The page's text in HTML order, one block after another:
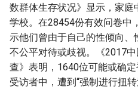
数群体生存状况》显示，家
学校。在28454份有效问卷中
示他们曾由于自己的性倾向、
不公平对待或歧视。《2017
查》表明，1640位可能或确
受访者中，遭到“强制进行扭转